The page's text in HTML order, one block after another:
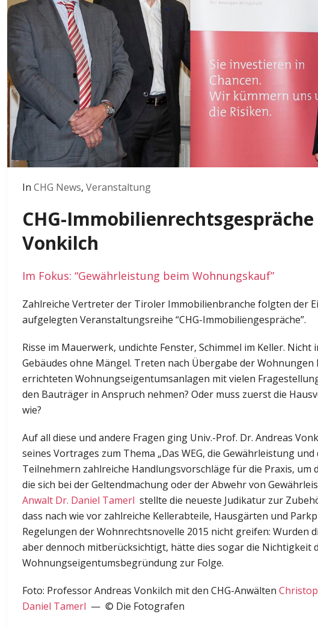
In CHG News, Veranstaltung
CHG-
Vonkilch
Im Fokus: “Gewährleistung beim Wohnungskauf”
Zahlreiche Vertreter der Tiroler Immobilienbranche folgten der
aufgelegten Veranstaltungsreihe “CHG-Immobiliengespräche”.
Risse im Mauerwerk, undichte Fenster, Schimmel im Keller.
Gebäudes ohne Mängel. Treten nach Übergabe der
errichteten Wohnungseigentumsanlagen mit vielen
den Bauträger in Anspruch nehmen? Oder muss zuerst die
wie?
Auf all diese und andere Fragen ging Univ.-Prof. Dr. Andreas
seines Vortrages zum Thema „Das WEG, die Gewährleistung
Teilnehmern zahlreiche Handlungsvorschläge für die Praxis, um
die sich bei der Geltendmachung oder der Abwehr von
Anwalt Dr. Daniel Tamerl stellte die neueste Judikatur zur
dass nach wie vor zahlreiche Kellerabteile, Hausgärten und
Regelungen der Wohnrechtsnovelle 2015 nicht greifen: Wurden
aber dennoch mitberücksichtigt, hätte dies sogar die Nichtigkeit
Wohnungseigentumsbegründung zur Folge.
Foto: Professor Andreas Vonkilch mit den CHG-Anwälten
Daniel Tamerl — © Die Fotografen